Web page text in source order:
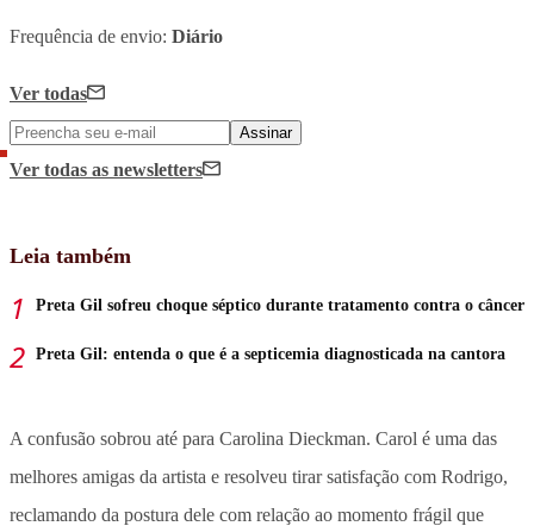
Frequência de envio: Diário
Ver todas
Assinar
Ver todas as newsletters
Leia também
Preta Gil sofreu choque séptico durante tratamento contra o câncer
Preta Gil: entenda o que é a septicemia diagnosticada na cantora
A confusão sobrou até para Carolina Dieckman. Carol é uma das
melhores amigas da artista e resolveu tirar satisfação com Rodrigo,
reclamando da postura dele com relação ao momento frágil que